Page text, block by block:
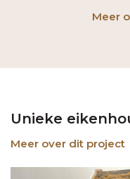
Meer
Unieke
Meer over dit project